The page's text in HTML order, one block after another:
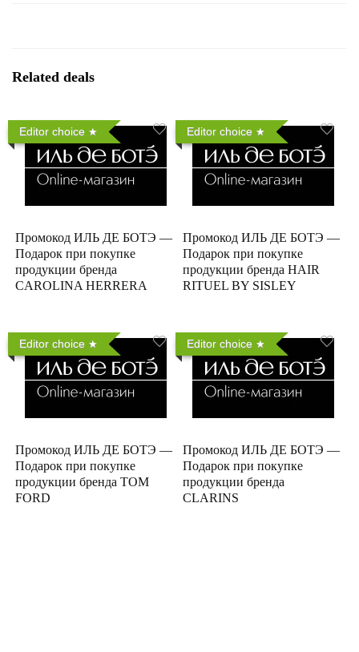
Related deals
Editor choice
Промокод ИЛЬ ДЕ БОТЭ —
Подарок при покупке
продукции бренда
CAROLINA HERRERA
Editor choice
Промокод ИЛЬ ДЕ БОТЭ —
Подарок при покупке
продукции бренда HAIR
RITUEL BY SISLEY
Editor choice
Промокод ИЛЬ ДЕ БОТЭ —
Подарок при покупке
продукции бренда TOM
FORD
Editor choice
Промокод ИЛЬ ДЕ БОТЭ —
Подарок при покупке
продукции бренда
CLARINS